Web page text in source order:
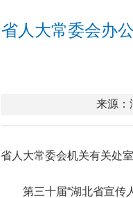
省人大常委会办
来源：
省人大常委会机关有关处
第三十届“湖北省宣传